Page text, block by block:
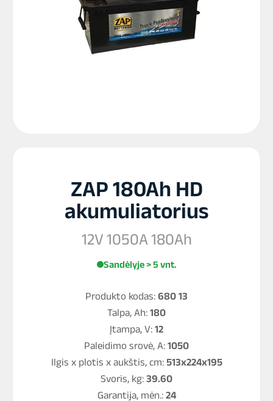
ZAP 180Ah HD
akumuliatorius
12V 1050A 180Ah
Sandėlyje > 5 vnt.
Produkto kodas: 680 13
Talpa, Ah: 180
Įtampa, V: 12
Paleidimo srovė, A: 1050
Ilgis x plotis x aukštis, cm: 513x224x195
Svoris, kg: 39.60
Garantija, mėn.: 24